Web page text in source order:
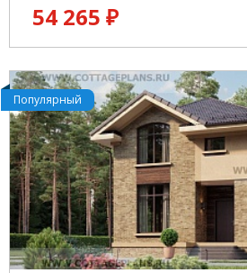
54 265 ₽
Популярный